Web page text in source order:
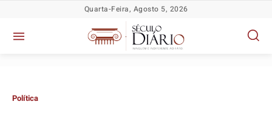
Quarta-Feira, Agosto 5, 2026
Política